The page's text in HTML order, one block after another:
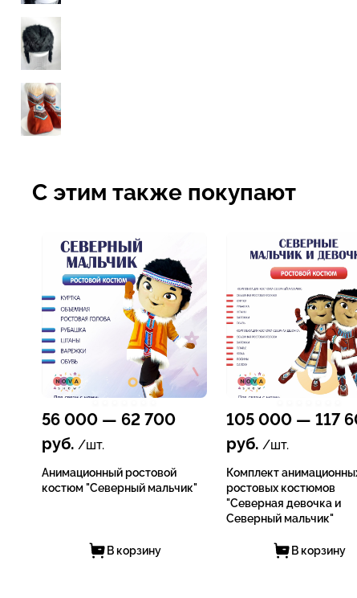
С этим также покупают
56 000 — 62 700
руб. /шт.
Анимационный ростовой
костюм "Северный мальчик"
В корзину
105 000— 117
руб. /шт.
Комплект
ростовых костюмов
"Северная девочка и
Северный мальчик"
В корзину